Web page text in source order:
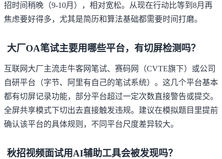
招时间稍晚（9-10月），相对宽松。从现在行动比等到8月再
焦虑要好得多，尤其是简历和算法基础都需要时间打磨。
大厂OA笔试主要用哪些平台，有切屏检测吗？
互联网大厂主流走牛客网笔试、赛码网（CVTE旗下）或公司
自研平台（字节、阿里有自己的笔试系统）。这几个平台基本
都有切屏记录功能，部分平台超过一定次数直接警告或提交。
全屏共享模式下切出去直接触发违规。建议在模拟题目里提前
确认该平台的具体规则，不同平台尺度差异较大。
秋招视频面试用AI辅助工具会被发现吗？